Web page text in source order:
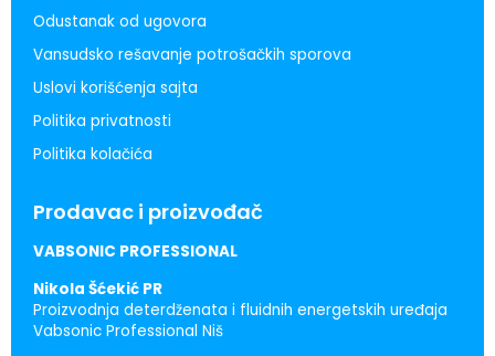
Odustanak od ugovora
Vansudsko rešavanje potrošačkih sporova
Uslovi korišćenja sajta
Politika privatnosti
Politika kolačića
Prodavac i proizvođač
VABSONIC PROFESSIONAL
Nikola Šćekić PR
Proizvodnja deterdženata i fluidnih energetskih uređaja
Vabsonic Professional Niš